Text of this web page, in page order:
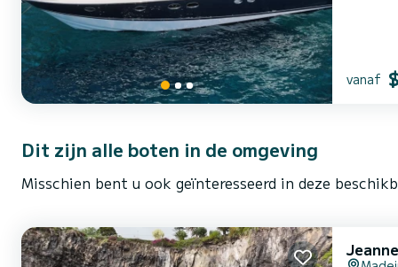
vanaf
Dit zijn alle boten in de omgeving
Misschien bent u ook geïnteresseerd in deze